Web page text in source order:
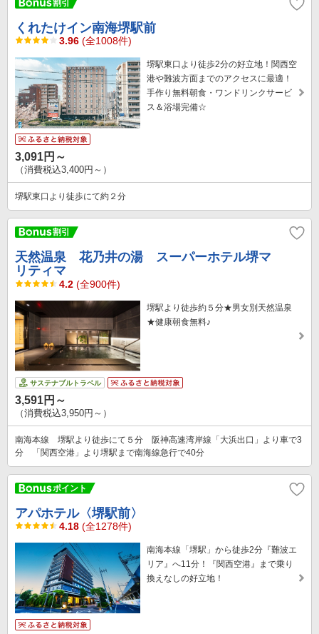
くれたけイン南海堺駅前
3.96 (全1008件)
堺駅東口より徒歩2分の好立地！関西空
港や難波方面までのアクセスに最適！
手作り無料朝食・ワンドリンクサービ
ス＆浴場完備☆
3,091円～
（消費税込3,400円～）
堺駅東口より徒歩にて約２分
天然温泉 花乃井の湯 スーパーホテル堺マ
リティマ
4.2 (全900件)
堺駅より徒歩約５分★男女別天然温泉
★健康朝食無料♪
サステナブルトラベル
3,591円～
（消費税込3,950円～）
南海本線 堺駅より徒歩にて５分 阪神高速湾岸線「大浜出口」より車で3
分 「関西空港」より堺駅まで南海線急行で40分
アパホテル〈堺駅前〉
4.18 (全1278件)
南海本線「堺駅」から徒歩2分『難波エ
リア』へ11分！『関西空港』まで乗り
換えなしの好立地！